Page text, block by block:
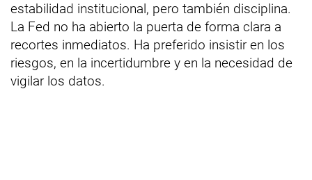
estabilidad institucional, pero también disciplina.
La Fed no ha abierto la puerta de forma clara a
recortes inmediatos. Ha preferido insistir en los
riesgos, en la incertidumbre y en la necesidad de
vigilar los datos.